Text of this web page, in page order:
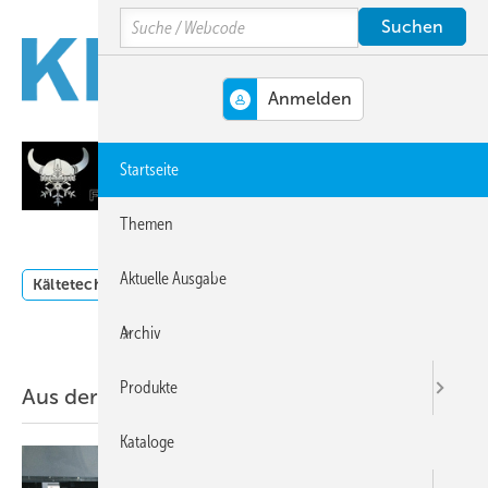
Hauptinhalt
Hauptmenü
SiteSearch
MENÜ
Kältetechnik Klimatechnik
Aus der aktuellen Heftausgabe
Search
Startseite
Themen
Aktuelle Ausgabe
Archiv
Produkte
Kataloge